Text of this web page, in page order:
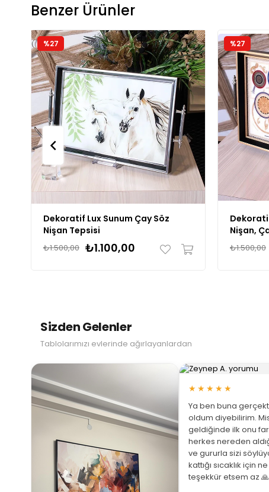
Benzer Ürünler
Dekoratif Lux Sunum Çay Söz
Nişan Tepsisi
₺1.100,00
₺1.500,00
%27
Nişan,
₺1.500,00
%27
Sizden Gelenler
Tablolarımızı evlerinde ağırlayanlardan
★★★★★
Ya ben buna
oldum diyebilirim.
geldiğinde ilk onu
herkes nereden
ve gururla sizi
kattığı sıcaklık için
teşekkür etsem az 🙏